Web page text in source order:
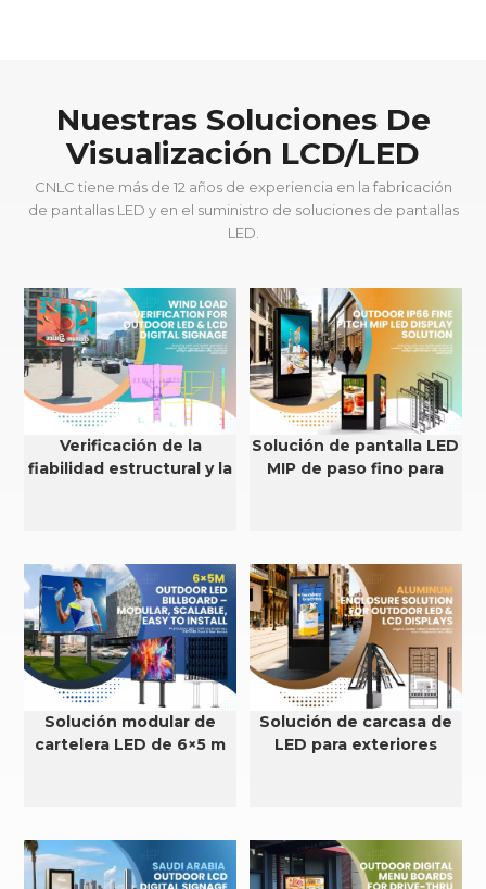
Nuestras Soluciones De
Visualización LCD/LED
CNLC tiene más de 12 años de experiencia en la fabricación
de pantallas LED y en el suministro de soluciones de pantallas
LED.
Verificación de la
fiabilidad estructural y la
Solución de pantalla LED
MIP de paso fino para
Solución modular de
cartelera LED de 6×5 m
Solución de carcasa de
LED para exteriores